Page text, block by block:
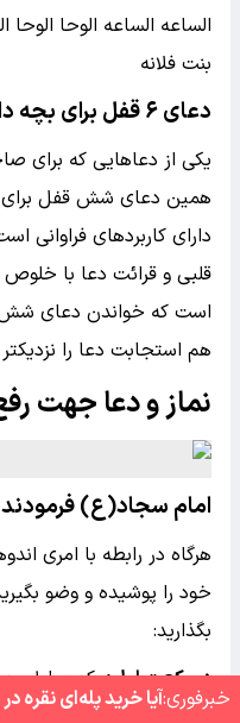
الساعه الساعه الوحا
بنت فلانه
دعای ۶ قفل برای بچه دار شدن
یکی از دعاهایی که برای
همین دعای شش قفل
دارای کاربردهای فراوانی
قلبی و قرائت دعا با
است که خواندن دعای
هم استجابت دعا را
نماز و دعا جهت
امام سجاد(ع) فرمودند
هرگاه در رابطه با امری
خود را پوشیده و وضو
بگذارید:
دو رکعت اول:رکعت اول
دوم بعد از حمد سوره اذا
خبر‌فوری:آیا خرید پله‌ای نقره